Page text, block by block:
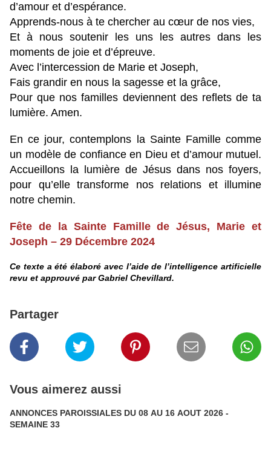
d’amour et d’espérance.
Apprends-nous à te chercher au cœur de nos vies,
Et à nous soutenir les uns les autres dans les
moments de joie et d’épreuve.
Avec l’intercession de Marie et Joseph,
Fais grandir en nous la sagesse et la grâce,
Pour que nos familles deviennent des reflets de ta
lumière. Amen.
En ce jour, contemplons la Sainte Famille comme
un modèle de confiance en Dieu et d’amour mutuel.
Accueillons la lumière de Jésus dans nos foyers,
pour qu’elle transforme nos relations et illumine
notre chemin.
Fête de la Sainte Famille de Jésus, Marie et
Joseph – 29 Décembre 2024
Ce texte a été élaboré avec l’aide de l’intelligence artificielle
revu et approuvé par Gabriel Chevillard.
Partager
Vous aimerez aussi
ANNONCES PAROISSIALES DU 08 AU 16 AOUT 2026 -
SEMAINE 33